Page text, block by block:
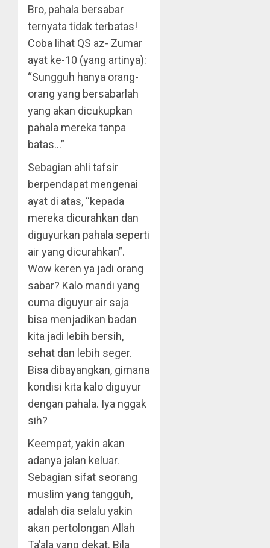
Bro, pahala bersabar
ternyata tidak terbatas!
Coba lihat QS az- Zumar
ayat ke-10 (yang artinya):
“Sungguh hanya orang-
orang yang bersabarlah
yang akan dicukupkan
pahala mereka tanpa
batas…”
Sebagian ahli tafsir
berpendapat mengenai
ayat di atas, “kepada
mereka dicurahkan dan
diguyurkan pahala seperti
air yang dicurahkan”.
Wow keren ya jadi orang
sabar? Kalo mandi yang
cuma diguyur air saja
bisa menjadikan badan
kita jadi lebih bersih,
sehat dan lebih seger.
Bisa dibayangkan, gimana
kondisi kita kalo diguyur
dengan pahala. Iya nggak
sih?
Keempat, yakin akan
adanya jalan keluar.
Sebagian sifat seorang
muslim yang tangguh,
adalah dia selalu yakin
akan pertolongan Allah
Ta’ala yang dekat. Bila